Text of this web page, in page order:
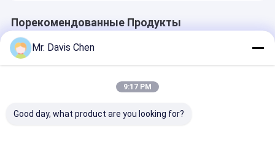
Порекомендованные Продукты
Mr. Davis Chen
9:17 PM
Good day, what product are you looking for?